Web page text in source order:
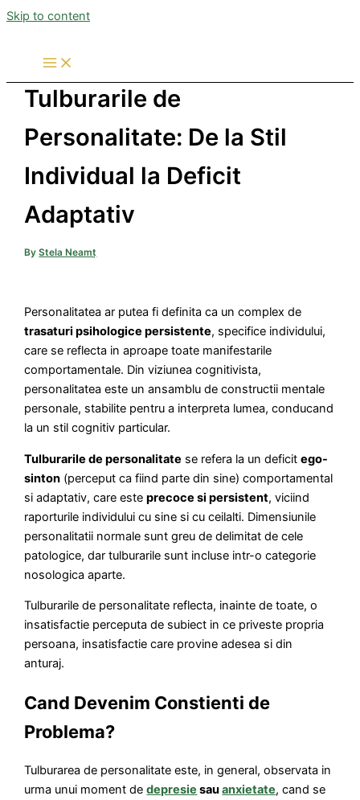
Skip to content
Tulburarile de
Personalitate: De la Stil
Individual la Deficit
Adaptativ
ByStela Neamț
Personalitatea ar putea fi definita ca un complex de
trasaturi psihologice persistente, specifice individului,
care se reflecta in aproape toate manifestarile
comportamentale. Din viziunea cognitivista,
personalitatea este un ansamblu de constructii mentale
personale, stabilite pentru a interpreta lumea, conducand
la un stil cognitiv particular.
Tulburarile de personalitate se refera la un deficitego-
sinton (perceput ca fiind parte din sine) comportamental
si adaptativ, care esteprecoce si persistent, viciind
raporturile individului cu sine si cu ceilalti. Dimensiunile
personalitatii normale sunt greu de delimitat de cele
patologice, dar tulburarile sunt incluse intr-o categorie
nosologica aparte.
Tulburarile de personalitate reflecta, inainte de toate, o
insatisfactie perceputa de subiect in ce priveste propria
persoana, insatisfactie care provine adesea si din
anturaj.
Cand Devenim Constienti de
Problema?
Tulburarea de personalitate este, in general, observata in
urma unui moment dedepresie sauanxietate, cand se